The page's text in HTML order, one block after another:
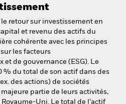
retour sur investissement en
et revenu des actifs du
cohérente avec les principes
les facteurs
et de gouvernance (ESG). Le
% du total de son actif dans des
des actions) de sociétés
partie de leurs activités,
Uni. Le total de l’actif